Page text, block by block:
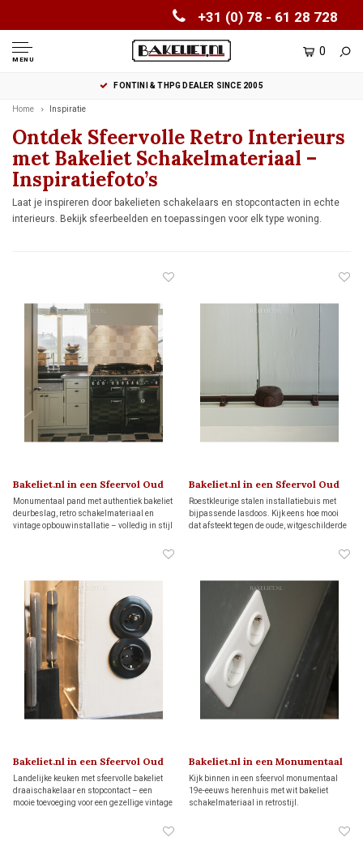
+31 (0) 78 - 61 28 728
MENU
0
FONTINI & THPG DEALER SINCE 2005
Home Inspiratie
Ontdek Sfeervolle Retro Interieurs
met Bakeliet Schakelmateriaal –
Inspiratiefoto’s
Laat je inspireren door bakelieten schakelaars en stopcontacten in echte
interieurs. Bekijk sfeerbeelden en toepassingen voor elk type woning.
Bakeliet.nl in een Sfeervol Oud
Dijkhuis
Monumentaal pand met authentiek bakeliet
deurbeslag, retro schakelmateriaal en
vintage opbouwinstallatie – volledig in stijl
Bakeliet.nl in een Sfeervol Oud
Dijkhuis
Roestkleurige stalen installatiebuis met
bijpassende lasdoos. Kijk eens hoe mooi
dat afsteekt tegen de oude, witgeschilderde
Bakeliet.nl in een Sfeervol Oud
Dijkhuis
Landelijke keuken met sfeervolle bakeliet
draaischakelaar en stopcontact – een
mooie toevoeging voor een gezellige vintage
Bakeliet.nl in een Monumentaal
Herenhuis
Kijk binnen in een sfeervol monumentaal
19e-eeuws herenhuis met wit bakeliet
schakelmateriaal in retrostijl.